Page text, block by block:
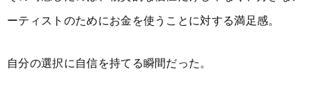
ーティストのためにお金を使うことに対する満足感。
自分の選択に自信を持てる瞬間だった。